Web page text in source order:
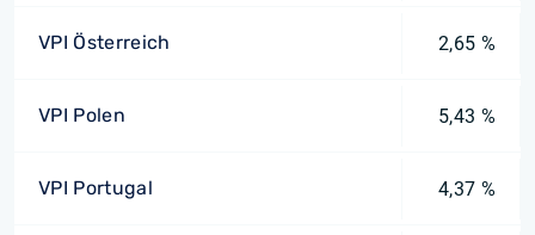
VPI Österreich 2,65 %
VPI Polen 5,43 %
VPI Portugal 4,37 %